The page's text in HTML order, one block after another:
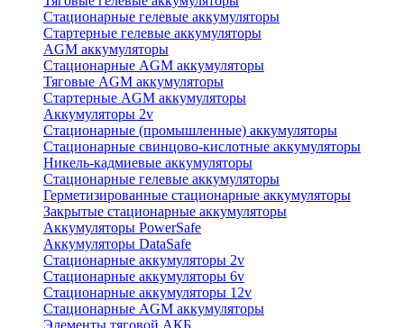
Стационарные гелевые аккумуляторы
Стартерные гелевые аккумуляторы
AGM аккумуляторы
Стационарные AGM аккумуляторы
Тяговые AGM аккумуляторы
Стартерные AGM аккумуляторы
Аккумуляторы 2v
Стационарные (промышленные) аккумуляторы
Стационарные свинцово-кислотные аккумуляторы
Никель-кадмиевые аккумуляторы
Стационарные гелевые аккумуляторы
Герметизированные стационарные аккумуляторы
Закрытые стационарные аккумуляторы
Аккумуляторы PowerSafe
Аккумуляторы DataSafe
Стационарные аккумуляторы 2v
Стационарные аккумуляторы 6v
Стационарные аккумуляторы 12v
Стационарные AGM аккумуляторы
Элементы тяговой АКБ